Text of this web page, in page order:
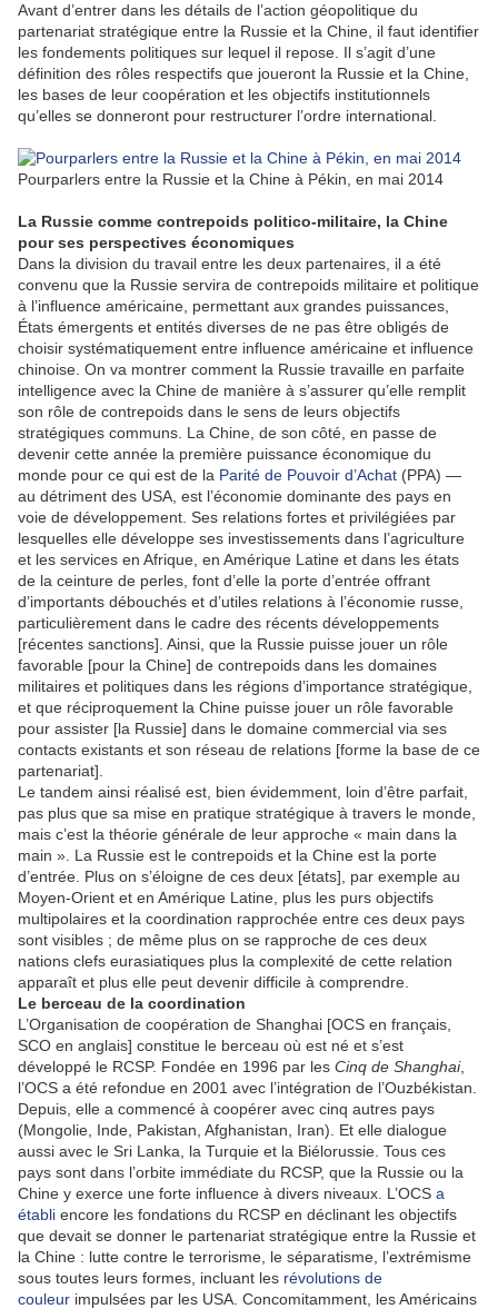
Avant d’entrer dans les détails de l’action géopolitique du
partenariat stratégique entre la Russie et la Chine, il faut identifier
les fondements politiques sur lequel il repose. Il s’agit d’une
définition des rôles respectifs que joueront la Russie et la Chine,
les bases de leur coopération et les objectifs institutionnels
qu’elles se donneront pour restructurer l’ordre international.
Pourparlers entre la Russie et la Chine à Pékin, en mai 2014
La Russie comme contrepoids politico-militaire, la Chine
pour ses perspectives économiques
Dans la division du travail entre les deux partenaires, il a été
convenu que la Russie servira de contrepoids militaire et politique
à l’influence américaine, permettant aux grandes puissances,
États émergents et entités diverses de ne pas être obligés de
choisir systématiquement entre influence américaine et influence
chinoise. On va montrer comment la Russie travaille en parfaite
intelligence avec la Chine de manière à s’assurer qu’elle remplit
son rôle de contrepoids dans le sens de leurs objectifs
stratégiques communs. La Chine, de son côté, en passe de
devenir cette année la première puissance économique du
monde pour ce qui est de la Parité de Pouvoir d’Achat (PPA) —
au détriment des USA, est l’économie dominante des pays en
voie de développement. Ses relations fortes et privilégiées par
lesquelles elle développe ses investissements dans l’agriculture
et les services en Afrique, en Amérique Latine et dans les états
de la ceinture de perles, font d’elle la porte d’entrée offrant
d’importants débouchés et d’utiles relations à l’économie russe,
particulièrement dans le cadre des récents développements
[récentes sanctions]. Ainsi, que la Russie puisse jouer un rôle
favorable [pour la Chine] de contrepoids dans les domaines
militaires et politiques dans les régions d’importance stratégique,
et que réciproquement la Chine puisse jouer un rôle favorable
pour assister [la Russie] dans le domaine commercial via ses
contacts existants et son réseau de relations [forme la base de ce
partenariat].
Le tandem ainsi réalisé est, bien évidemment, loin d’être parfait,
pas plus que sa mise en pratique stratégique à travers le monde,
mais c’est la théorie générale de leur approche « main dans la
main ». La Russie est le contrepoids et la Chine est la porte
d’entrée. Plus on s’éloigne de ces deux [états], par exemple au
Moyen-Orient et en Amérique Latine, plus les purs objectifs
multipolaires et la coordination rapprochée entre ces deux pays
sont visibles ; de même plus on se rapproche de ces deux
nations clefs eurasiatiques plus la complexité de cette relation
apparaît et plus elle peut devenir difficile à comprendre.
Le berceau de la coordination
L’Organisation de coopération de Shanghai [OCS en français,
SCO en anglais] constitue le berceau où est né et s’est
développé le RCSP. Fondée en 1996 par les Cinq de Shanghai,
l’OCS a été refondue en 2001 avec l’intégration de l’Ouzbékistan.
Depuis, elle a commencé à coopérer avec cinq autres pays
(Mongolie, Inde, Pakistan, Afghanistan, Iran). Et elle dialogue
aussi avec le Sri Lanka, la Turquie et la Biélorussie. Tous ces
pays sont dans l’orbite immédiate du RCSP, que la Russie ou la
Chine y exerce une forte influence à divers niveaux. L’OCS a
établi encore les fondations du RCSP en déclinant les objectifs
que devait se donner le partenariat stratégique entre la Russie et
la Chine : lutte contre le terrorisme, le séparatisme, l’extrémisme
sous toutes leurs formes, incluant les révolutions de
couleur impulsées par les USA. Concomitamment, les Américains